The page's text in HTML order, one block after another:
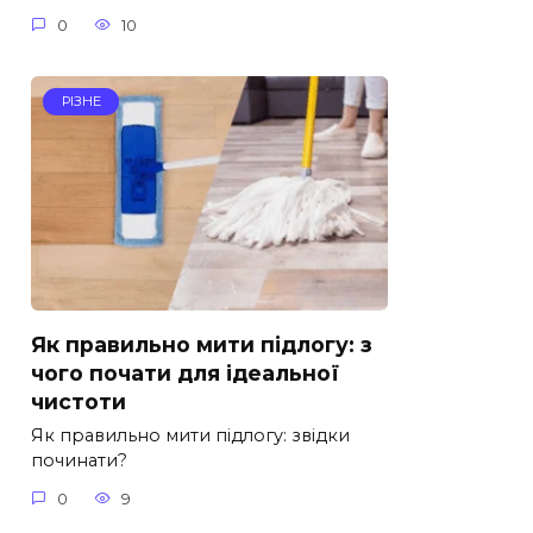
0 10
РІЗНЕ
Як правильно мити підлогу: з
чого почати для ідеальної
чистоти
Як правильно мити підлогу: звідки
починати?
0 9